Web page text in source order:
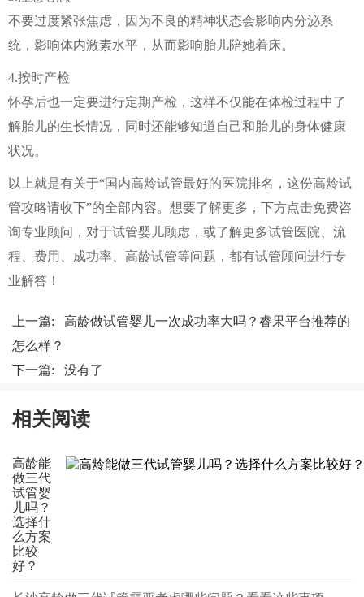
不要过度紧张焦虑，因为不良的精神状态会影响内分泌系
统，影响体内激素水平，从而影响胎儿陪她着床。
4.按时产检
怀孕后也一定要进行定期产检，这样不仅能在体检过程中了
解胎儿的生长情况，同时还能够知道自己和胎儿的身体健康
状况。
以上就是有关于“国内高龄试管最好的医院排名，这份高龄试
管攻略请收下”的全部内容。想要了解更多，下方点击免费咨
询专业顾问，对于试管婴儿顾虑，或了解更多试管医院、流
程、费用、成功率、高龄试管等问题，都有试管顾问进行专
业解答！
上一篇: 高龄做试管婴儿一次成功率大吗？睿果平台推荐的
怎么样？
下一篇: 没有了
相关阅读
高龄能
做三代
试管婴
儿吗？
选择什
么方案
比较
好？